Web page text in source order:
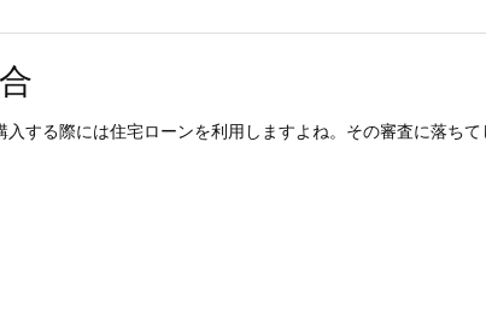
する際には住宅ローンを利用しますよね。その審査に落ち